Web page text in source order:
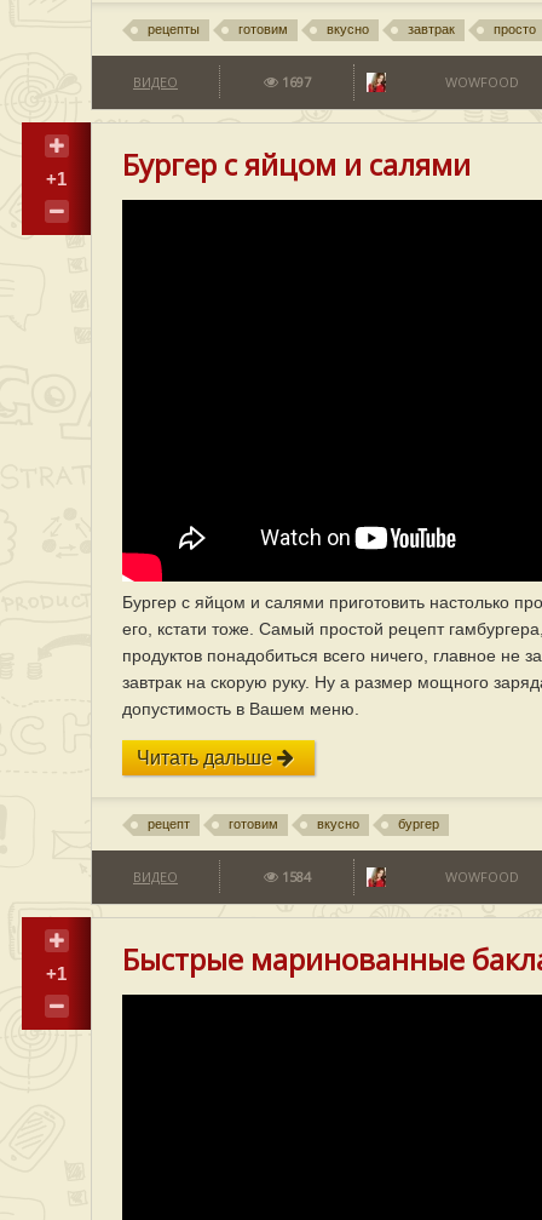
рецепты готовим вкусно завтрак просто
ВИДЕО 1697 WOWFOOD
+1 Бургер с яйцом и салями
Бургер с яйцом и салями приготовить настолько
его, кстати тоже. Самый простой рецепт
продуктов понадобиться всего ничего, главное не
завтрак на скорую руку. Ну а размер мощного
допустимость в Вашем меню.
Читать дальше
рецепт готовим вкусно бургер
ВИДЕО 1584 WOWFOOD
+1 Быстрые маринованные